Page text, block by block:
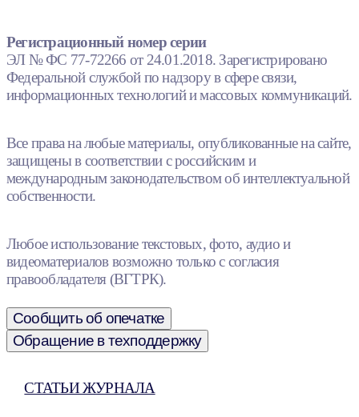
Регистрационный номер серии
ЭЛ № ФС 77-72266 от 24.01.2018. Зарегистрировано
Федеральной службой по надзору в сфере связи,
информационных технологий и массовых коммуникаций.
Все права на любые материалы, опубликованные на сайте,
защищены в соответствии с российским и
международным законодательством об интеллектуальной
собственности.
Любое использование текстовых, фото, аудио и
видеоматериалов возможно только с согласия
правообладателя (ВГТРК).
Сообщить об опечатке
Обращение в техподдержку
СТАТЬИ ЖУРНАЛА